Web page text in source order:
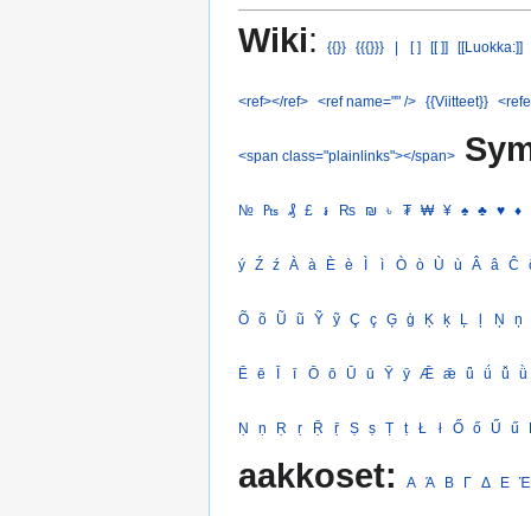
Wiki: {{}} {{{}}} | [ ] [[ ]] [[Luokka:]]
<ref></ref> <ref name="" /> {{Viitteet}}
<span class="plainlinks"></span>
№ ₧ ₰ £ ៛ ₨ ₪ ৳ ₮ ₩ ¥ ♠ ♣ ♥ ♦
ý Ź ź À à È è Ì ì Ò ò Ù ù Â â Ĉ
Õ õ Ũ ũ Ỹ ỹ Ç ç Ģ ģ Ķ ķ Ļ ļ Ņ ņ
Ē ē Ī ī Ō ō Ū ū Ȳ ȳ Ǣ ǣ ǖ ǘ ǚ ǜ
Ṇ ṇ Ṛ ṛ Ṝ ṝ Ṣ ṣ Ṭ ṭ Ł ł Ő ő Ű ű
aakkoset: Α Ά Β Γ Δ Ε Έ